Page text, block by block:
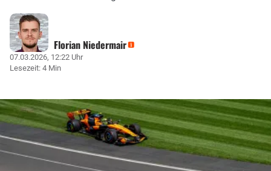
Florian Niedermair
07.03.2026, 12:22 Uhr
Lesezeit: 4 Min